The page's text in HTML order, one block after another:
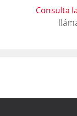
Consulta